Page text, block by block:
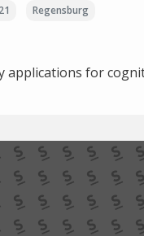
Regensburg
applications for